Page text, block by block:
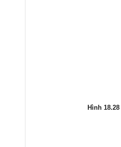
Hình 18.28